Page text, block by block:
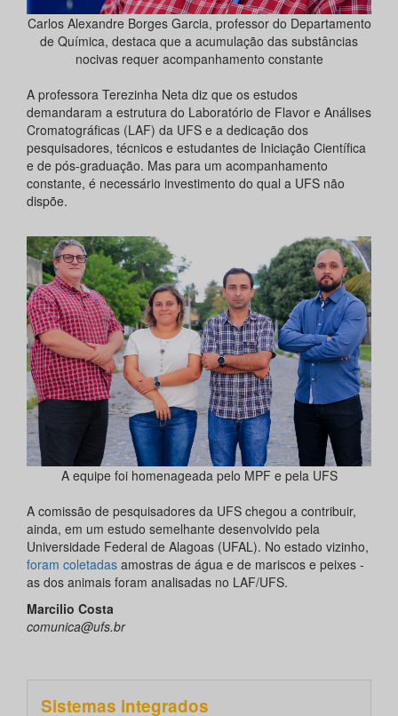
Carlos Alexandre Borges Garcia, professor do Departamento
de Química, destaca que a acumulação das substâncias
nocivas requer acompanhamento constante
A professora Terezinha Neta diz que os estudos
demandaram a estrutura do Laboratório de Flavor e Análises
Cromatográficas (LAF) da UFS e a dedicação dos
pesquisadores, técnicos e estudantes de Iniciação Científica
e de pós-graduação. Mas para um acompanhamento
constante, é necessário investimento do qual a UFS não
dispõe.
A equipe foi homenageada pelo MPF e pela UFS
A comissão de pesquisadores da UFS chegou a contribuir,
ainda, em um estudo semelhante desenvolvido pela
Universidade Federal de Alagoas (UFAL). No estado vizinho,
foram coletadas amostras de água e de mariscos e peixes -
as dos animais foram analisadas no LAF/UFS.
Marcilio Costa
comunica@ufs.br
Sistemas integrados